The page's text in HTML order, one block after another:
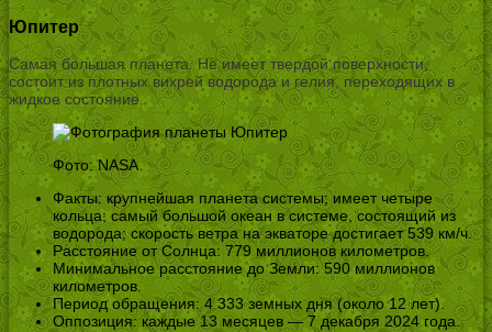
Юпитер
Самая большая планета. Не имеет твердой поверхности,
состоит из плотных вихрей водорода и гелия, переходящих в
жидкое состояние.
Фото: NASA
Факты: крупнейшая планета системы; имеет четыре
кольца; самый большой океан в системе, состоящий из
водорода; скорость ветра на экваторе достигает 539 км/ч.
Расстояние от Солнца: 779 миллионов километров.
Минимальное расстояние до Земли: 590 миллионов
километров.
Период обращения: 4 333 земных дня (около 12 лет).
Оппозиция: каждые 13 месяцев — 7 декабря 2024 года.